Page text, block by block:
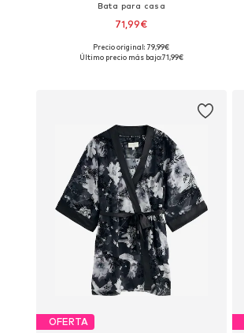
Bata para casa
71,99€
Tallas disponibles: XS, S, M, L, XL, XXL
Precio original: 79,99€
Último precio más bajo:71,99€
OFERTA